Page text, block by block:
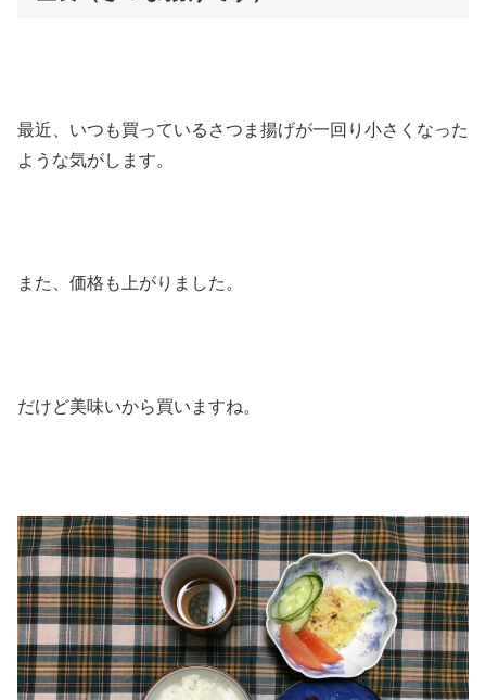
最近、いつも買っているさつま揚げが一回り小さくなった
ような気がします。
また、価格も上がりました。
だけど美味いから買いますね。